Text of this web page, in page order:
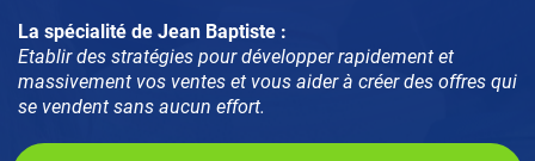
La spécialité de Jean Baptiste :
Etablir des stratégies pour développer rapidement et
massivement vos ventes et vous aider à créer des offres qui
se vendent sans aucun effort.